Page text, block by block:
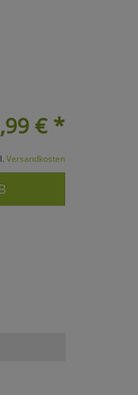
€*
Versandkosten